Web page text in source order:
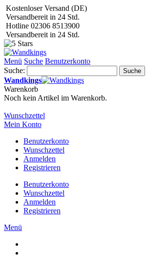
Kostenloser Versand (DE)
Versandbereit in 24 Std.
Hotline 02306 8513900
Versandbereit in 24 Std.
Menü Suche Benutzerkonto
Suche:
Suche
Wandkings
Warenkorb
Noch kein Artikel im Warenkorb.
Wunschzettel
Mein Konto
Benutzerkonto
Wunschzettel
Anmelden
Registrieren
Benutzerkonto
Wunschzettel
Anmelden
Registrieren
Menü